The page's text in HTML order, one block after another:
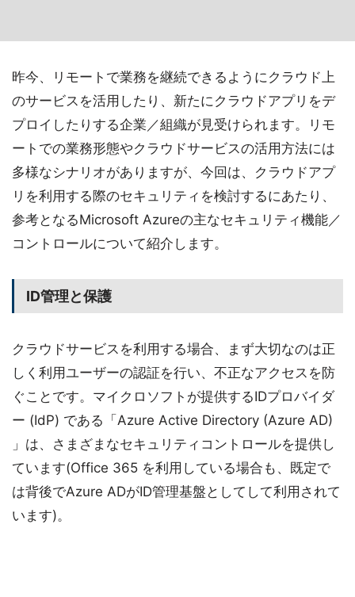
昨今、リモートで業務を継続できるようにクラウド上
のサービスを活用したり、新たにクラウドアプリをデ
プロイしたりする企業／組織が見受けられます。リモ
ートでの業務形態やクラウドサービスの活用方法には
多様なシナリオがありますが、今回は、クラウドアプ
リを利用する際のセキュリティを検討するにあたり、
参考となるMicrosoft Azureの主なセキュリティ機能／
コントロールについて紹介します。
ID管理と保護
クラウドサービスを利用する場合、まず大切なのは正
しく利用ユーザーの認証を行い、不正なアクセスを防
ぐことです。マイクロソフトが提供するIDプロバイダ
ー (IdP) である「Azure Active Directory (Azure AD)
」は、さまざまなセキュリティコントロールを提供し
ています(Office 365 を利用している場合も、既定で
は背後でAzure ADがID管理基盤としてして利用されて
います)。